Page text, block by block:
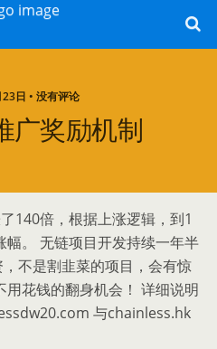
日 • 没有评论
广奖励机制
140倍，根据上涨逻辑，到1
。 无链项目开发持续一年半
不是割韭菜的项目，会有惊
花钱的翻身机会！ 详细说明
与chainless.hk